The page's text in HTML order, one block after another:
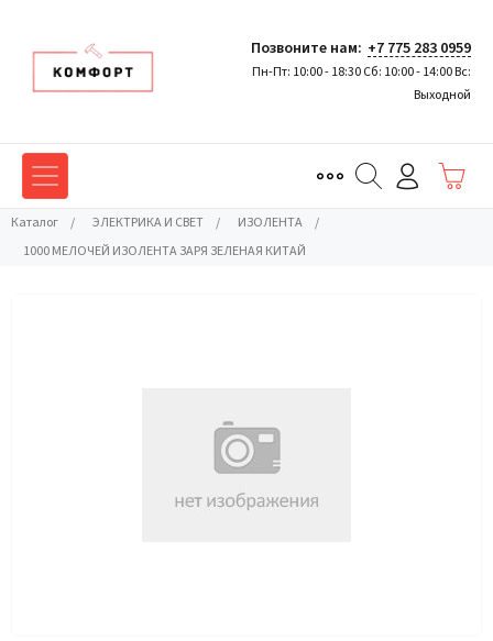
Позвоните нам: +7 775 283 0959
Пн-Пт: 10:00 - 18:30 Сб: 10:00 - 14:00 Вс:
Выходной
Каталог / ЭЛЕКТРИКА И СВЕТ / ИЗОЛЕНТА
/
1000 МЕЛОЧЕЙ ИЗОЛЕНТА ЗАРЯ ЗЕЛЕНАЯ КИТАЙ